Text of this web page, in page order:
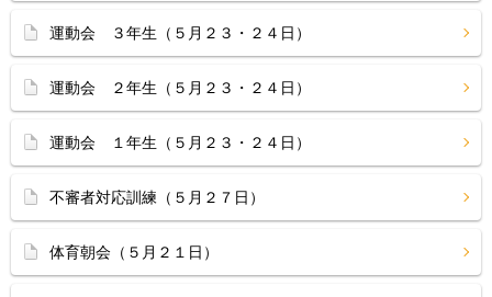
運動会 ３年生（５月２３・２４日）
運動会 ２年生（５月２３・２４日）
運動会 １年生（５月２３・２４日）
不審者対応訓練（５月２７日）
体育朝会（５月２１日）